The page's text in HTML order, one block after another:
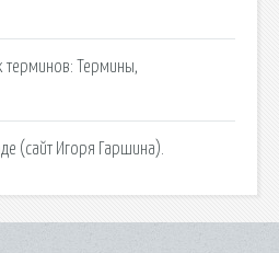
терминов: Термины,
(сайт Игоря Гаршина).